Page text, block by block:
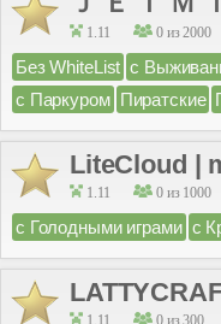
1.11 0 из 2000
Без WhiteList с
с Паркуром Пиратские
LiteCloud |
1.11 0 из 1000
с Голодными играми с